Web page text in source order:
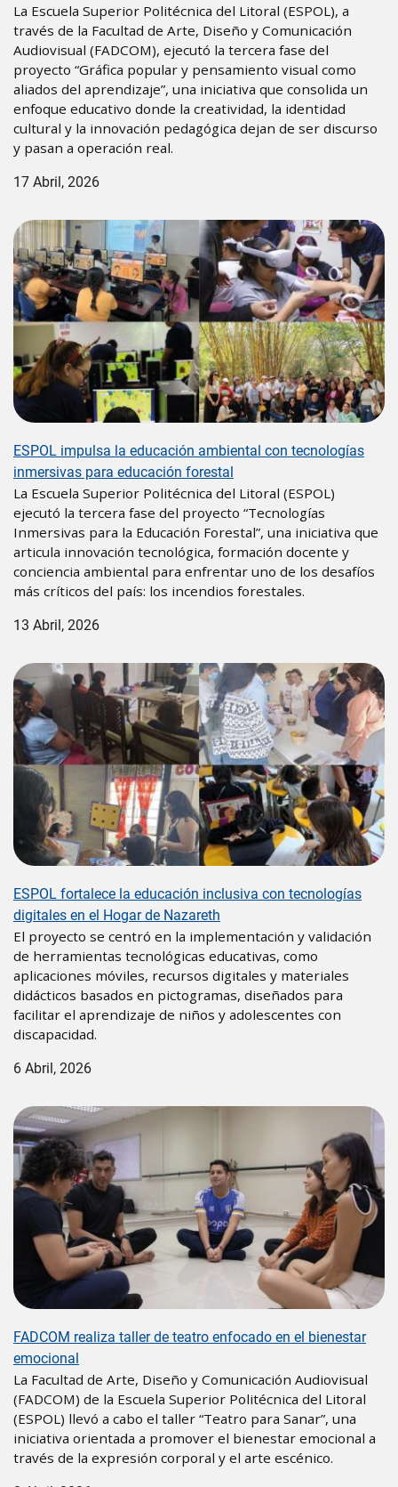
La Escuela Superior Politécnica del Litoral (ESPOL), a
través de la Facultad de Arte, Diseño y Comunicación
Audiovisual (FADCOM), ejecutó la tercera fase del
proyecto “Gráfica popular y pensamiento visual como
aliados del aprendizaje”, una iniciativa que consolida un
enfoque educativo donde la creatividad, la identidad
cultural y la innovación pedagógica dejan de ser discurso
y pasan a operación real.
17 Abril, 2026
ESPOL impulsa la educación ambiental con tecnologías
inmersivas para educación forestal
La Escuela Superior Politécnica del Litoral (ESPOL)
ejecutó la tercera fase del proyecto “Tecnologías
Inmersivas para la Educación Forestal”, una iniciativa que
articula innovación tecnológica, formación docente y
conciencia ambiental para enfrentar uno de los desafíos
más críticos del país: los incendios forestales.
13 Abril, 2026
ESPOL fortalece la educación inclusiva con tecnologías
digitales en el Hogar de Nazareth
El proyecto se centró en la implementación y validación
de herramientas tecnológicas educativas, como
aplicaciones móviles, recursos digitales y materiales
didácticos basados en pictogramas, diseñados para
facilitar el aprendizaje de niños y adolescentes con
discapacidad.
6 Abril, 2026
FADCOM realiza taller de teatro enfocado en el bienestar
emocional
La Facultad de Arte, Diseño y Comunicación Audiovisual
(FADCOM) de la Escuela Superior Politécnica del Litoral
(ESPOL) llevó a cabo el taller “Teatro para Sanar”, una
iniciativa orientada a promover el bienestar emocional a
través de la expresión corporal y el arte escénico.